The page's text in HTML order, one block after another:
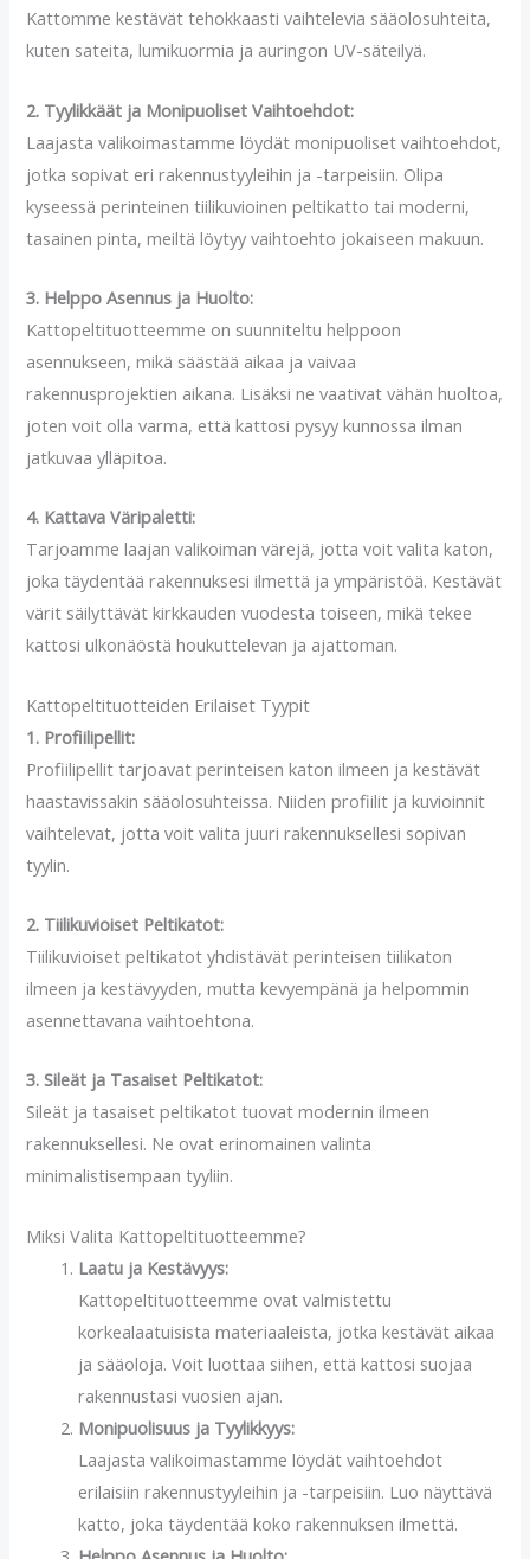
Kattomme kestävät tehokkaasti vaihtelevia sääolosuhteita,
kuten sateita, lumikuormia ja auringon UV-säteilyä.
2. Tyylikkäät ja Monipuoliset Vaihtoehdot:
Laajasta valikoimastamme löydät monipuoliset vaihtoehdot,
jotka sopivat eri rakennustyyleihin ja -tarpeisiin. Olipa
kyseessä perinteinen tiilikuvioinen peltikatto tai moderni,
tasainen pinta, meiltä löytyy vaihtoehto jokaiseen makuun.
3. Helppo Asennus ja Huolto:
Kattopeltituotteemme on suunniteltu helppoon
asennukseen, mikä säästää aikaa ja vaivaa
rakennusprojektien aikana. Lisäksi ne vaativat vähän huoltoa,
joten voit olla varma, että kattosi pysyy kunnossa ilman
jatkuvaa ylläpitoa.
4. Kattava Väripaletti:
Tarjoamme laajan valikoiman värejä, jotta voit valita katon,
joka täydentää rakennuksesi ilmettä ja ympäristöä. Kestävät
värit säilyttävät kirkkauden vuodesta toiseen, mikä tekee
kattosi ulkonäöstä houkuttelevan ja ajattoman.
Kattopeltituotteiden Erilaiset Tyypit
1. Profiilipellit:
Profiilipellit tarjoavat perinteisen katon ilmeen ja kestävät
haastavissakin sääolosuhteissa. Niiden profiilit ja kuvioinnit
vaihtelevat, jotta voit valita juuri rakennuksellesi sopivan
tyylin.
2. Tiilikuvioiset Peltikatot:
Tiilikuvioiset peltikatot yhdistävät perinteisen tiilikaton
ilmeen ja kestävyyden, mutta kevyempänä ja helpommin
asennettavana vaihtoehtona.
3. Sileät ja Tasaiset Peltikatot:
Sileät ja tasaiset peltikatot tuovat modernin ilmeen
rakennuksellesi. Ne ovat erinomainen valinta
minimalistisempaan tyyliin.
Miksi Valita Kattopeltituotteemme?
Laatu ja Kestävyys:
Kattopeltituotteemme ovat valmistettu
korkealaatuisista materiaaleista, jotka kestävät aikaa
ja sääoloja. Voit luottaa siihen, että kattosi suojaa
rakennustasi vuosien ajan.
Monipuolisuus ja Tyylikkyys:
Laajasta valikoimastamme löydät vaihtoehdot
erilaisiin rakennustyyleihin ja -tarpeisiin. Luo näyttävä
katto, joka täydentää koko rakennuksen ilmettä.